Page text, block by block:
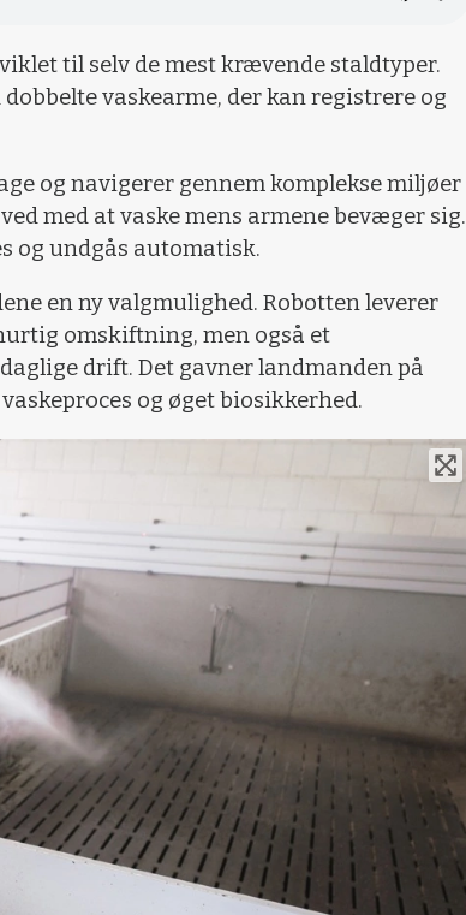
til selv de mest krævende staldtyper.
vaskearme, der kan registrere og
og navigerer gennem komplekse miljøer
med at vaske mens armene bevæger sig.
og undgås automatisk.
en ny valgmulighed. Robotten leverer
omskiftning, men også et
drift. Det gavner landmanden på
og øget biosikkerhed.